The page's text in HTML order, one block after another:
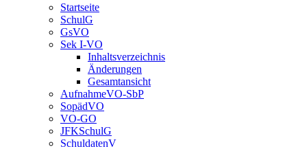
Startseite
SchulG
GsVO
Sek I-VO
Inhaltsverzeichnis
Änderungen
Gesamtansicht
AufnahmeVO-SbP
SopädVO
VO-GO
JFKSchulG
SchuldatenV